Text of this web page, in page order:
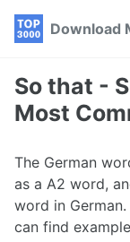
Skip
navigation
Skip
Skip
Download
So that -
Most
The German
as a A2 word,
word in
can find